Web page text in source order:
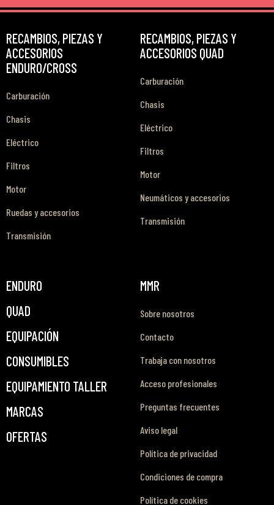
RECAMBIOS, PIEZAS Y
ACCESORIOS
ENDURO/CROSS
Carburación
Chasis
Eléctrico
Filtros
Motor
Ruedas y accesorios
Transmisión
RECAMBIOS, PIEZAS Y
ACCESORIOS QUAD
Carburación
Chasis
Eléctrico
Filtros
Motor
Neumáticos y accesorios
Transmisión
ENDURO
QUAD
EQUIPACIÓN
CONSUMIBLES
EQUIPAMIENTO TALLER
MARCAS
OFERTAS
MMR
Sobre nosotros
Contacto
Trabaja con nosotros
Acceso profesionales
Preguntas frecuentes
Aviso legal
Política de privacidad
Condiciones de compra
Política de cookies